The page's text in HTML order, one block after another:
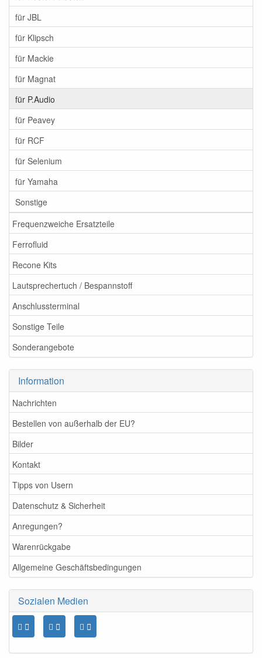
für JBL
für Klipsch
für Mackie
für Magnat
für P.Audio
für Peavey
für RCF
für Selenium
für Yamaha
Sonstige
Frequenzweiche Ersatzteile
Ferrofluid
Recone Kits
Lautsprechertuch / Bespannstoff
Anschlussterminal
Sonstige Teile
Sonderangebote
Information
Nachrichten
Bestellen von außerhalb der EU?
Bilder
Kontakt
Tipps von Usern
Datenschutz & Sicherheit
Anregungen?
Warenrückgabe
Allgemeine Geschäftsbedingungen
Sozialen Medien